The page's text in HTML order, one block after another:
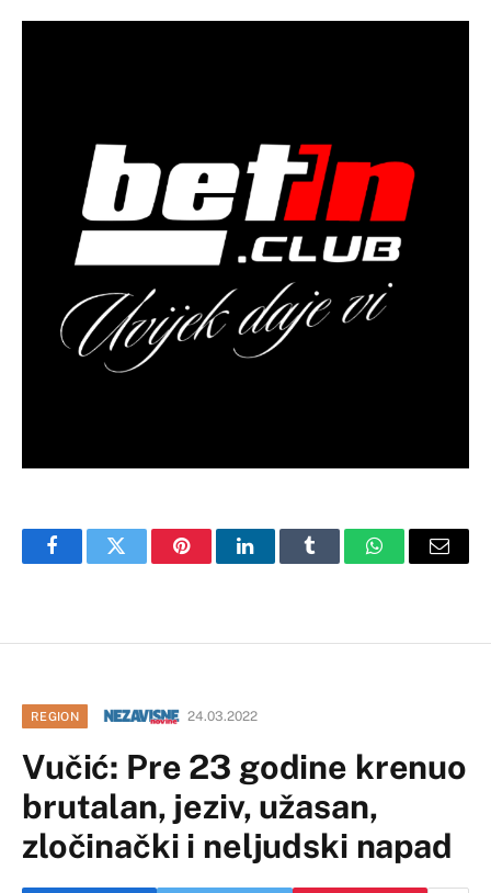
FacebookTwitter PinterestLinkedInTumblr WhatsAppEmail
REGION 24.03.2022
Vučić: Pre 23 godine krenuo
brutalan, jeziv, užasan,
zločinački i neljudski napad